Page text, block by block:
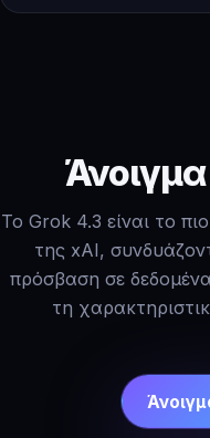
Το Grok 4.3 είναι το
της xAI,
πρόσβαση σε
τη